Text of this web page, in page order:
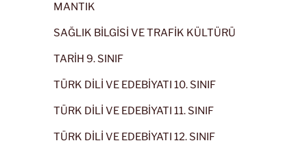
MANTIK
SAĞLIK BİLGİSİ VE TRAFİK KÜLTÜRÜ
TARİH 9. SINIF
TÜRK DİLİ VE EDEBİYATI 10. SINIF
TÜRK DİLİ VE EDEBİYATI 11. SINIF
TÜRK DİLİ VE EDEBİYATI 12. SINIF